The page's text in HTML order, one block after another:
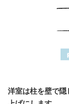
洋室は柱を壁で